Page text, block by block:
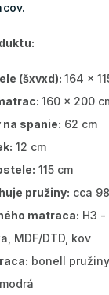
(šxvxd): 164 x
160 x 200
na spanie: 62 cm
12 cm
115 cm
pružiny: cca
matraca: H3 -
MDF/DTD, kov
bonell